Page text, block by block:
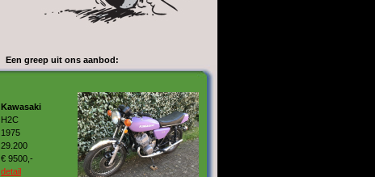
Een greep uit ons aanbod:
Kawasaki
H2C
1975
29.200
€ 9500,-
detail